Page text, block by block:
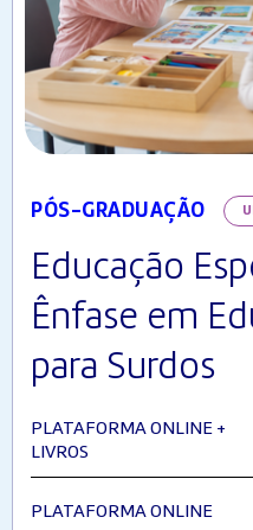
PÓS-GRADUAÇÃO
Educação
Ênfase em
para Surdos
PLATAFORMA ONLINE +
LIVROS
PLATAFORMA ONLINE